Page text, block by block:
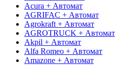
Acura + Автомат
AGRIFAC + Автомат
Agrokraft + Автомат
AGROTRUCK + Автомат
Akpil + Автомат
Alfa Romeo + Автомат
Amazone + Автомат